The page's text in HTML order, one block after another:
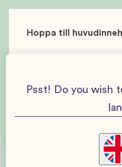
Hoppa till
Psst! Do you wish